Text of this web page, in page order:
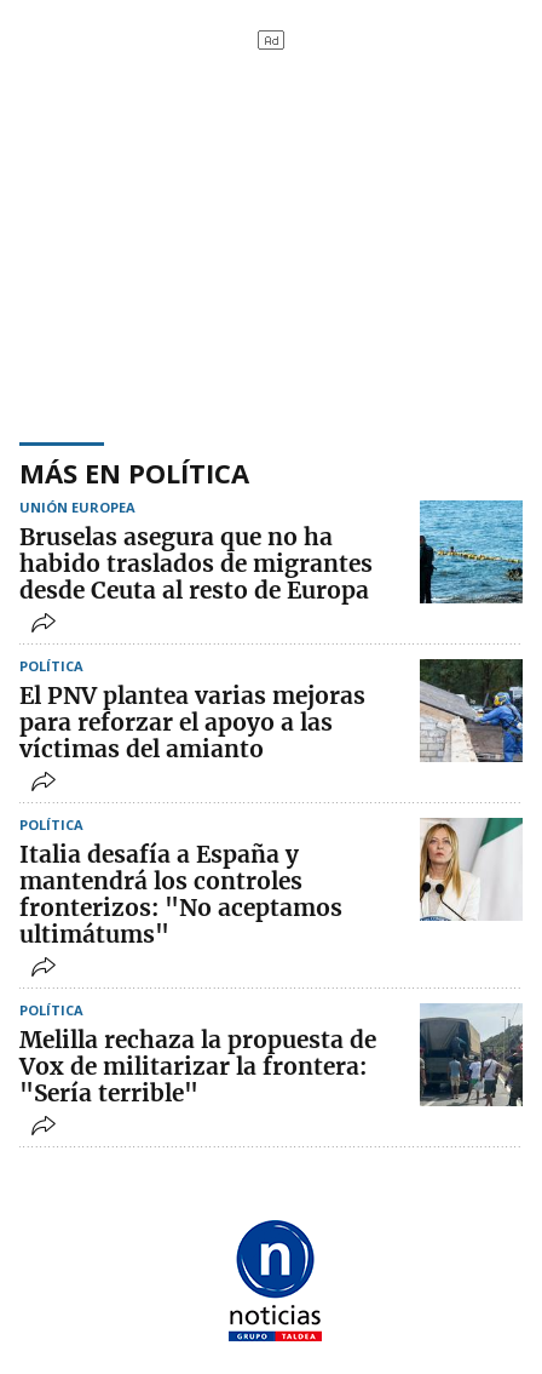
MÁS EN POLÍTICA
UNIÓN EUROPEA
Bruselas asegura que no ha
habido traslados de migrantes
desde Ceuta al resto de Europa
POLÍTICA
El PNV plantea varias mejoras
para reforzar el apoyo a las
víctimas del amianto
POLÍTICA
Italia desafía a España y
mantendrá los controles
fronterizos: "No aceptamos
ultimátums"
POLÍTICA
Melilla rechaza la propuesta de
Vox de militarizar la frontera:
"Sería terrible"